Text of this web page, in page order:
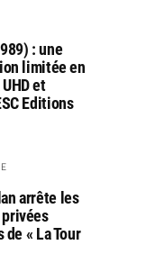
: une
limitée en
et
Editions
arrête les
« La Tour